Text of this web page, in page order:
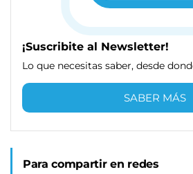
¡Suscribite al Newsletter!
Lo que necesitas saber, desde
SABER MÁS
Para compartir en redes